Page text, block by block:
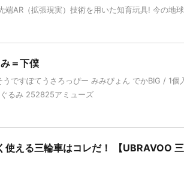
端AR（拡張現実）技術を用いた知育玩具! 今の地
＝下僕
ですぽてうさろっぴー みみぴょん でかBIG / 1個
るみ 252825アミューズ
使える三輪車はコレだ！ 【UBRAVOO